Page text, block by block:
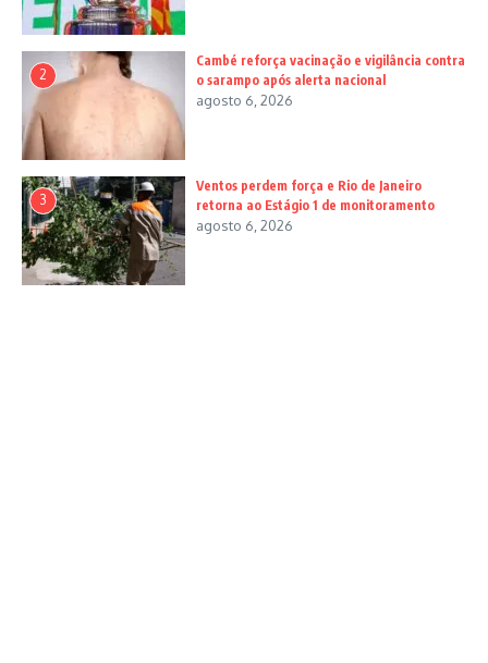
2
Cambé reforça vacinação e vigilância contra
o sarampo após alerta nacional
agosto 6, 2026
3
Ventos perdem força e Rio de Janeiro
retorna ao Estágio 1 de monitoramento
agosto 6, 2026